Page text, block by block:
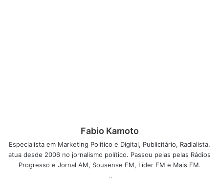
Fabio Kamoto
Especialista em Marketing Político e Digital, Publicitário, Radialista,
atua desde 2006 no jornalismo político. Passou pelas pelas Rádios
Progresso e Jornal AM, Sousense FM, Líder FM e Mais FM.